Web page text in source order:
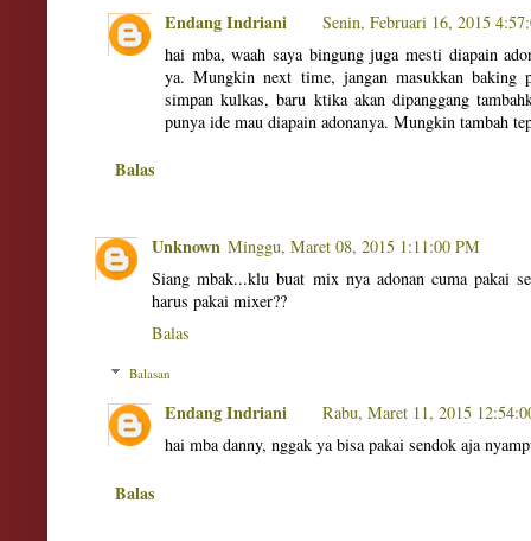
Endang Indriani
Senin, Februari 16, 2015
hai mba, waah saya bingung juga mesti diapain
ya. Mungkin next time, jangan masukkan baking
simpan kulkas, baru ktika akan dipanggang
punya ide mau diapain adonanya. Mungkin tambah
Balas
Unknown Minggu, Maret 08, 2015 1:11:00 PM
Siang mbak...klu buat mix nya adonan cuma pakai
harus pakai mixer??
Balas
Balasan
Endang Indriani
Rabu, Maret 11, 2015
hai mba danny, nggak ya bisa pakai sendok aja
Balas